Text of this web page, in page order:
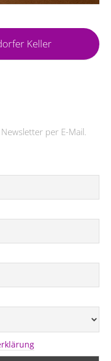
Keller
per E-Mail.